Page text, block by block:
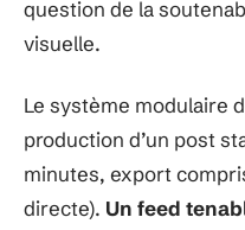
question de la
visuelle.
Le système modulaire
production d’un post
minutes, export
directe). Un feed